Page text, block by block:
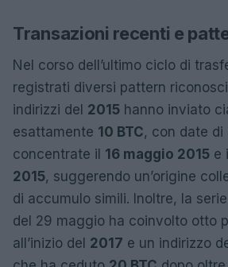
Transazioni recenti e
Nel corso dell’ultimo ciclo di
registrati diversi pattern
indirizzi del 2015 hanno inviato
esattamente 10 BTC, con date di
concentrate il 16 maggio 2015 e il
2015, suggerendo un’origine
di accumulo simili. Inoltre, la
del 29 maggio ha coinvolto otto
all’inizio del 2017 e un indirizzo